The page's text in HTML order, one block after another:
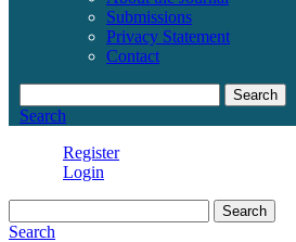
Submissions
Privacy Statement
Contact
Search
Search
Register
Login
Search
Search